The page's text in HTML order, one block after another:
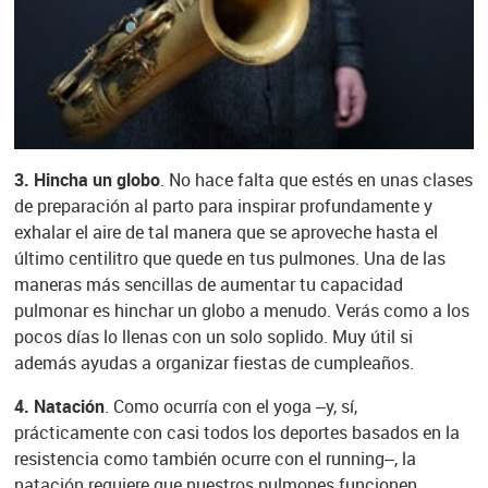
3. Hincha un globo. No hace falta que estés en unas clases
de preparación al parto para inspirar profundamente y
exhalar el aire de tal manera que se aproveche hasta el
último centilitro que quede en tus pulmones. Una de las
maneras más sencillas de aumentar tu capacidad
pulmonar es hinchar un globo a menudo. Verás como a los
pocos días lo llenas con un solo soplido. Muy útil si
además ayudas a organizar fiestas de cumpleaños.
4. Natación. Como ocurría con el yoga –y, sí,
prácticamente con casi todos los deportes basados en la
resistencia como también ocurre con el running–, la